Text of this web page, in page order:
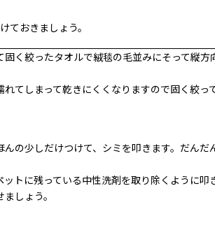
おきましょう。
く絞ったタオルで絨毯の毛並みにそって縦
てしまって乾きにくくなりますので固く絞っ
の少しだけつけて、シミを叩きます。だんだ
トに残っている中性洗剤を取り除くように叩
しょう。